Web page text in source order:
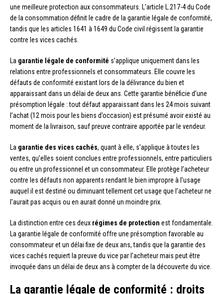
une meilleure protection aux consommateurs. L’article L.217-4 du Code
de la consommation définit le cadre de la garantie légale de conformité,
tandis que les articles 1641 à 1649 du Code civil régissent la garantie
contre les vices cachés.
La garantie légale de conformité s’applique uniquement dans les
relations entre professionnels et consommateurs. Elle couvre les
défauts de conformité existant lors de la délivrance du bien et
apparaissant dans un délai de deux ans. Cette garantie bénéficie d’une
présomption légale : tout défaut apparaissant dans les 24 mois suivant
l’achat (12 mois pour les biens d’occasion) est présumé avoir existé au
moment de la livraison, sauf preuve contraire apportée par le vendeur.
La garantie des vices cachés, quant à elle, s’applique à toutes les
ventes, qu’elles soient conclues entre professionnels, entre particuliers
ou entre un professionnel et un consommateur. Elle protège l’acheteur
contre les défauts non apparents rendant le bien impropre à l’usage
auquel il est destiné ou diminuant tellement cet usage que l’acheteur ne
l’aurait pas acquis ou en aurait donné un moindre prix.
La distinction entre ces deux régimes de protection est fondamentale.
La garantie légale de conformité offre une présomption favorable au
consommateur et un délai fixe de deux ans, tandis que la garantie des
vices cachés requiert la preuve du vice par l’acheteur mais peut être
invoquée dans un délai de deux ans à compter de la découverte du vice.
La garantie légale de conformité : droits